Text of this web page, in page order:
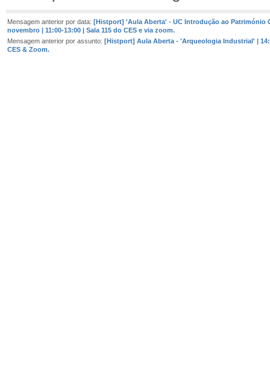
Mensagem anterior por data: [Histport] 'Aula Aberta' - UC Introdução ao Património
novembro | 11:00-13:00 | Sala 115 do CES e via zoom.
Mensagem anterior por assunto: [Histport] Aula Aberta - 'Arqueologia Industrial' |
CES & Zoom.